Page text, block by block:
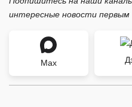
интересные новости первым
Max